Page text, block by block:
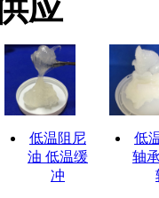
应
低温阻尼
油 低温缓
冲
低
轴